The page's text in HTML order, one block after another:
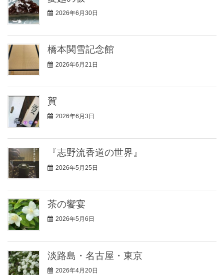
2026年6月30日
橋本関雪記念館
2026年6月21日
賀
2026年6月3日
『志野流香道の世界』
2026年5月25日
茶の饗宴
2026年5月6日
淡路島・名古屋・東京
2026年4月20日